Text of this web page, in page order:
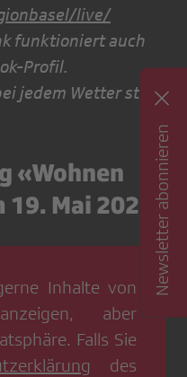
live/
funktioniert auch
Profil.
jedem Wetter statt.
«Wohnen
Mai 2021
Inhalte von
aber
Falls Sie
des
Newsletter abonnieren